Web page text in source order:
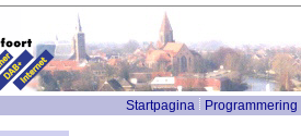
Startpagina Programmering